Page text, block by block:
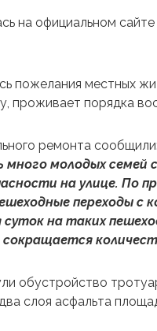
на официальном
пожелания местных
проживает порядка
ремонта сообщили:
много молодых
на улице. По
переходы с
на таких
обустройство
слоя асфальта